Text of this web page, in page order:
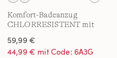
Komfort-Badeanzug
CHLORRESISTENT mit
59,99 €
44,99 € mit Code: 6A3G